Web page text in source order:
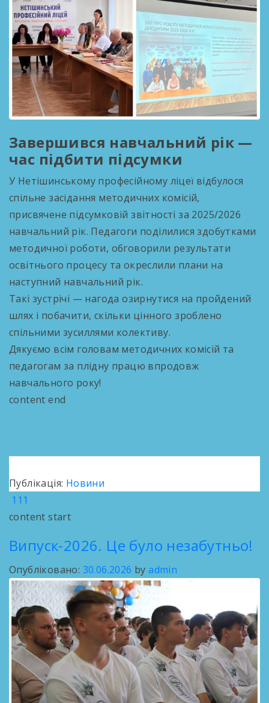
Завершився навчальний рік —
час підбити підсумки
У Нетішинському професійному ліцеї відбулося
спільне засідання методичних комісій,
присвячене підсумковій звітності за 2025/2026
навчальний рік. Педагоги поділилися здобутками
методичної роботи, обговорили результати
освітнього процесу та окреслили плани на
наступний навчальний рік.
Такі зустрічі — нагода озирнутися на пройдений
шлях і побачити, скільки цінного зроблено
спільними зусиллями колективу.
Дякуємо всім головам методичних комісій та
педагогам за плідну працю впродовж
навчального року!
content end
Публікація: Новини
111
content start
Випуск-2026. Це було незабутньо!
Опубліковано: 30.06.2026 by admin